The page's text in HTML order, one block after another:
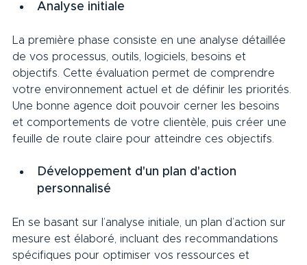
Analyse initiale
La première phase consiste en une analyse détaillée
de vos processus, outils, logiciels, besoins et
objectifs. Cette évaluation permet de comprendre
votre environnement actuel et de définir les priorités.
Une bonne agence doit pouvoir cerner les besoins
et comportements de votre clientèle, puis créer une
feuille de route claire pour atteindre ces objectifs.
Développement d'un plan d'action
personnalisé
En se basant sur l’analyse initiale, un plan d’action sur
mesure est élaboré, incluant des recommandations
spécifiques pour optimiser vos ressources et